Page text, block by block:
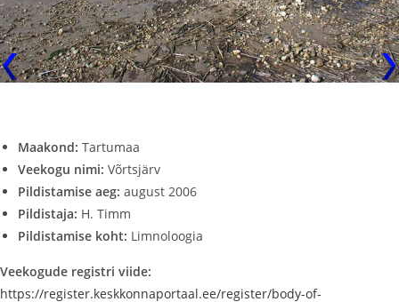
Maakond: Tartumaa
Veekogu nimi: Võrtsjärv
Pildistamise aeg: august 2006
Pildistaja: H. Timm
Pildistamise koht: Limnoloogia
Veekogude registri viide:
https://register.keskkonnaportaal.ee/register/body-of-